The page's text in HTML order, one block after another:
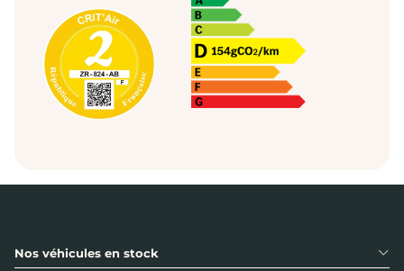
Nos véhicules en stock